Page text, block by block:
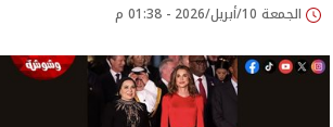
الجمعة 10/أبريل/2026 - 01:38 م